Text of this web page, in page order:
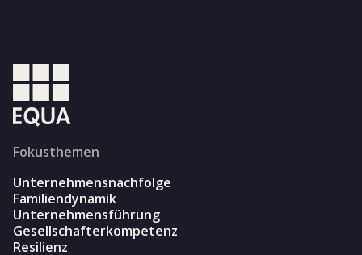
Fokusthemen
Unternehmensnachfolge
Familiendynamik
Unternehmensführung
Gesellschafterkompetenz
Resilienz